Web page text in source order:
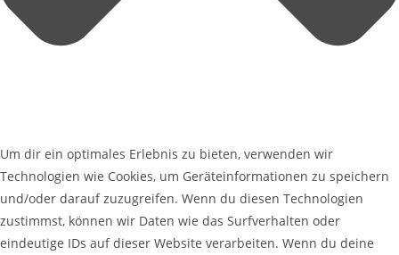
Um dir ein optimales Erlebnis zu bieten, verwenden wir
Technologien wie Cookies, um Geräteinformationen zu speichern
und/oder darauf zuzugreifen. Wenn du diesen Technologien
zustimmst, können wir Daten wie das Surfverhalten oder
eindeutige IDs auf dieser Website verarbeiten. Wenn du deine